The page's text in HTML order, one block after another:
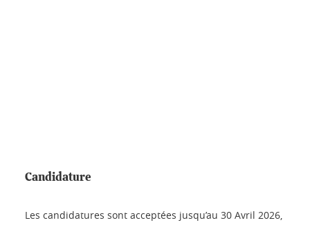
Candidature
Les candidatures sont acceptées jusqu’au 30 Avril 2026,